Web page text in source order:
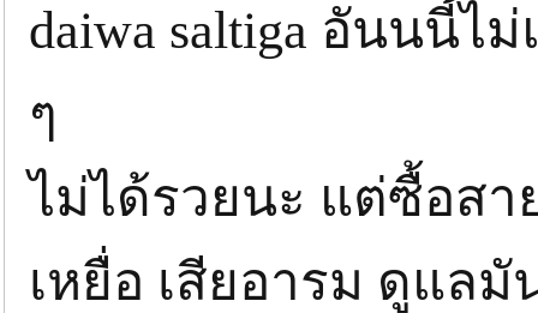
daiwa saltiga อันนนี้ไ
ๆ
ไม่ได้รวยนะ แต่ซื้อสา
เหยื่อ เสียอารม ดูแล